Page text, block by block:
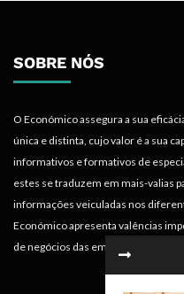
SOBRE NÓS
O Económico assegura a sua
única e distinta, cujo valor é a sua
informativos e formativos de
estes se traduzem em mais-valias
informações veiculadas nos
Económico apresenta valências
de negócios das empresas.